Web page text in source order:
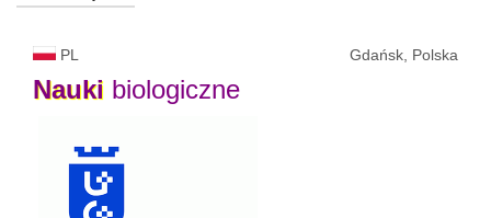
status uczelni
PL Gdańsk, Polska
Nauki biologiczne